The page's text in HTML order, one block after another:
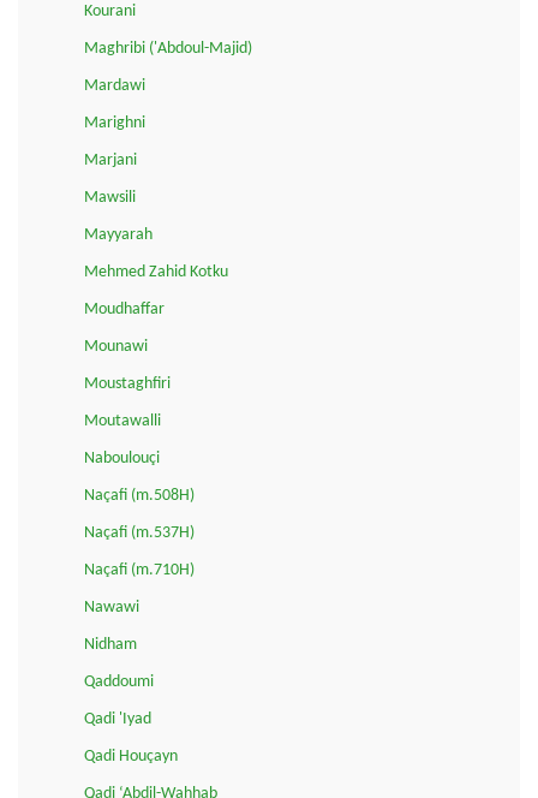
Kourani
Maghribi ('Abdoul-Majid)
Mardawi
Marighni
Marjani
Mawsili
Mayyarah
Mehmed Zahid Kotku
Moudhaffar
Mounawi
Moustaghfiri
Moutawalli
Naboulouçi
Naçafi (m.508H)
Naçafi (m.537H)
Naçafi (m.710H)
Nawawi
Nidham
Qaddoumi
Qadi 'Iyad
Qadi Houçayn
Qadi ‘Abdil-Wahhab